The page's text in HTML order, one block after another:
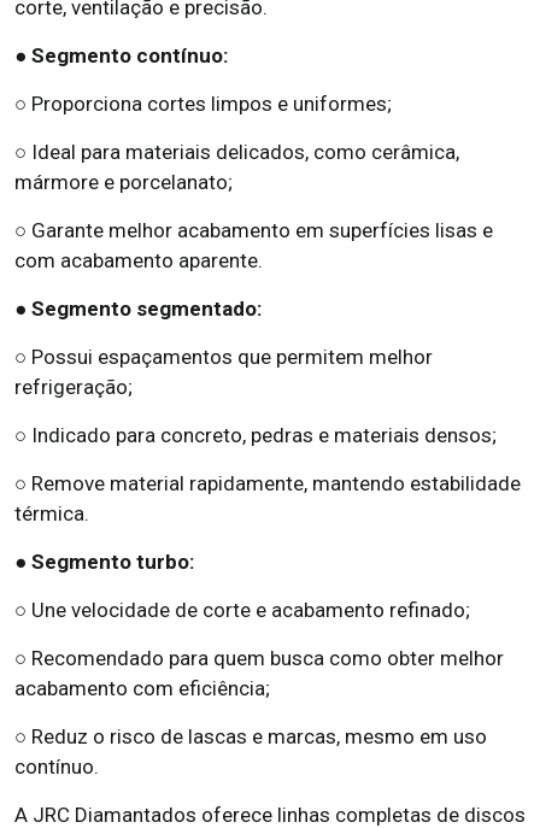
corte, ventilação e precisão.
● Segmento contínuo:
○ Proporciona cortes limpos e uniformes;
○ Ideal para materiais delicados, como cerâmica,
mármore e porcelanato;
○ Garante melhor acabamento em superfícies lisas e
com acabamento aparente.
● Segmento segmentado:
○ Possui espaçamentos que permitem melhor
refrigeração;
○ Indicado para concreto, pedras e materiais densos;
○ Remove material rapidamente, mantendo estabilidade
térmica.
● Segmento turbo:
○ Une velocidade de corte e acabamento refinado;
○ Recomendado para quem busca como obter melhor
acabamento com eficiência;
○ Reduz o risco de lascas e marcas, mesmo em uso
contínuo.
A JRC Diamantados oferece linhas completas de discos